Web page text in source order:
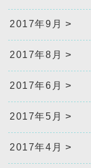
2017年9月
2017年8月
2017年6月
2017年5月
2017年4月